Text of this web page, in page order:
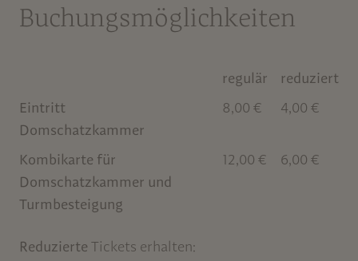
Buchungsmöglichkeiten
regulär
reduziert
Eintritt
Domschatzkammer
8,00 € 4,00 €
Kombikarte für
Domschatzkammer und
Turmbesteigung
12,00 € 6,00 €
Reduzierte Tickets erhalten: